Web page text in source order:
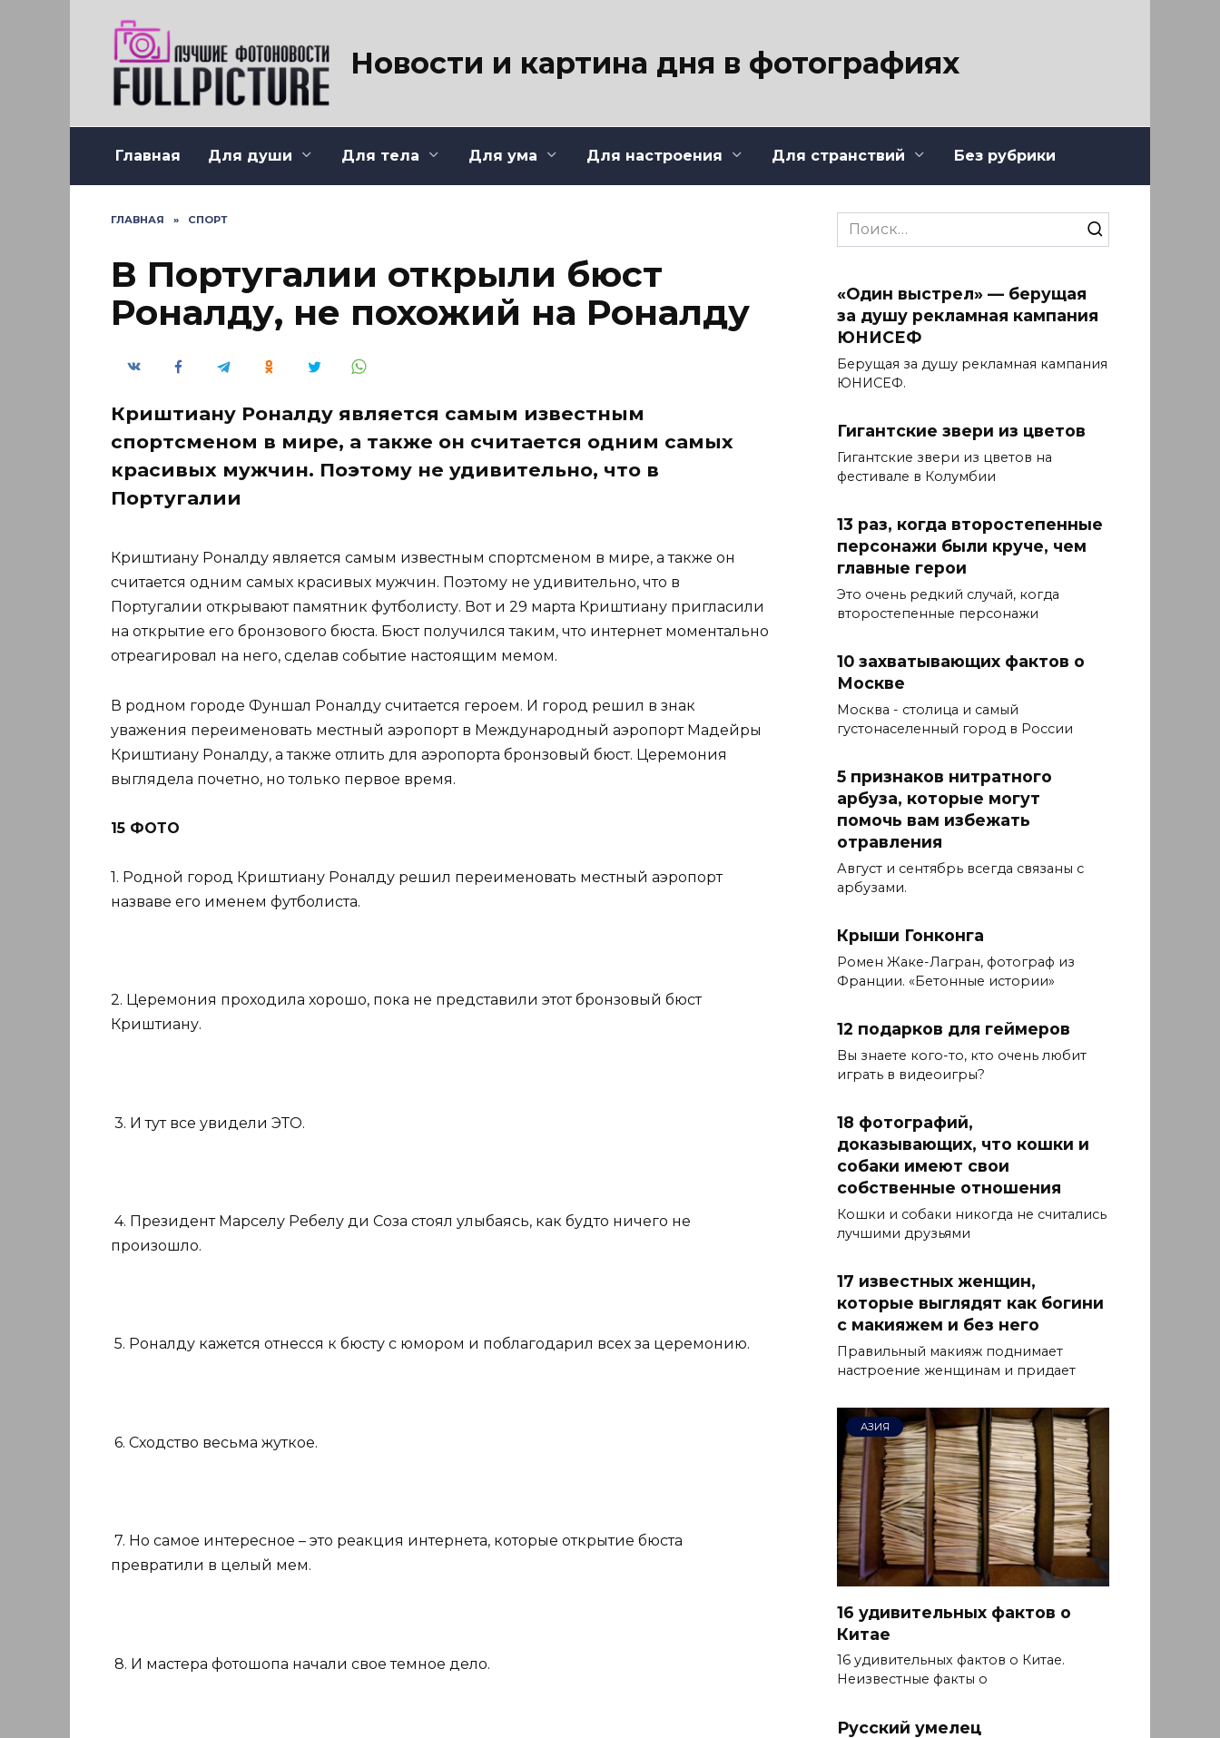
Новости и картина дня в фотографиях
Главная Для души Для тела Для ума Для настроения Для странствий Без рубрики
ГЛАВНАЯ » СПОРТ
В Португалии открыли бюст
Роналду, не похожий на Роналду
Криштиану Роналду является самым известным
спортсменом в мире, а также он считается одним самых
красивых мужчин. Поэтому не удивительно, что в
Португалии
Криштиану Роналду является самым известным спортсменом в мире, а также он
считается одним самых красивых мужчин. Поэтому не удивительно, что в
Португалии открывают памятник футболисту. Вот и 29 марта Криштиану пригласили
на открытие его бронзового бюста. Бюст получился таким, что интернет моментально
отреагировал на него, сделав событие настоящим мемом.
В родном городе Фуншал Роналду считается героем. И город решил в знак
уважения переименовать местный аэропорт в Международный аэропорт Мадейры
Криштиану Роналду, а также отлить для аэропорта бронзовый бюст. Церемония
выглядела почетно, но только первое время.
15 ФОТО
1. Родной город Криштиану Роналду решил переименовать местный аэропорт
назваве его именем футболиста.
2. Церемония проходила хорошо, пока не представили этот бронзовый бюст
Криштиану.
3. И тут все увидели ЭТО.
4. Президент Марселу Ребелу ди Соза стоял улыбаясь, как будто ничего не
произошло.
5. Роналду кажется отнесся к бюсту с юмором и поблагодарил всех за церемонию.
6. Сходство весьма жуткое.
7. Но самое интересное – это реакция интернета, которые открытие бюста
превратили в целый мем.
8. И мастера фотошопа начали свое темное дело.
Search
for:
«Один выстрел» — берущая
за душу рекламная кампания
ЮНИСЕФ
Берущая за душу рекламная кампания
ЮНИСЕФ.
Гигантские звери из цветов
Гигантские звери из цветов на
фестивале в Колумбии
13 раз, когда второстепенные
персонажи были круче, чем
главные герои
Это очень редкий случай, когда
второстепенные персонажи
10 захватывающих фактов о
Москве
Москва - столица и самый
густонаселенный город в России
5 признаков нитратного
арбуза, которые могут
помочь вам избежать
отравления
Август и сентябрь всегда связаны с
арбузами.
Крыши Гонконга
Ромен Жаке-Лагран, фотограф из
Франции. «Бетонные истории»
12 подарков для геймеров
Вы знаете кого-то, кто очень любит
играть в видеоигры?
18 фотографий,
доказывающих, что кошки и
собаки имеют свои
собственные отношения
Кошки и собаки никогда не считались
лучшими друзьями
17 известных женщин,
которые выглядят как богини
с макияжем и без него
Правильный макияж поднимает
настроение женщинам и придает
АЗИЯ
16 удивительных фактов о
Китае
16 удивительных фактов о Китае.
Неизвестные факты о
Русский умелец